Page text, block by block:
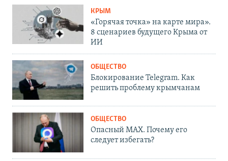
КРЫМ
«Горячая точка» на карте мира».
8 сценариев будущего Крыма от
ИИ
ОБЩЕСТВО
Блокирование Telegram. Как
решить проблему крымчанам
ОБЩЕСТВО
Опасный MAX. Почему его
следует избегать?